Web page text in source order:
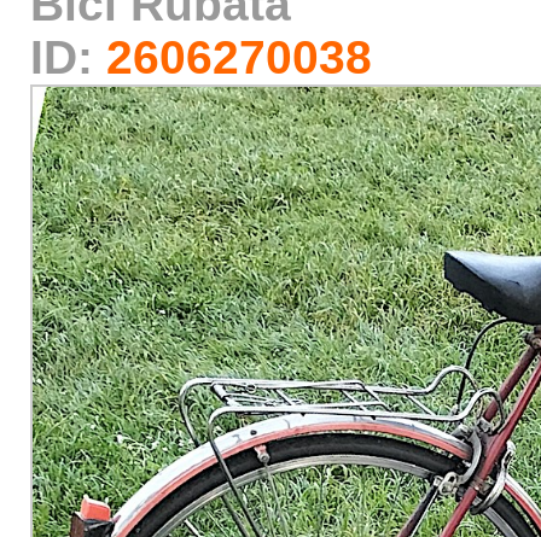
ID: 2606270038